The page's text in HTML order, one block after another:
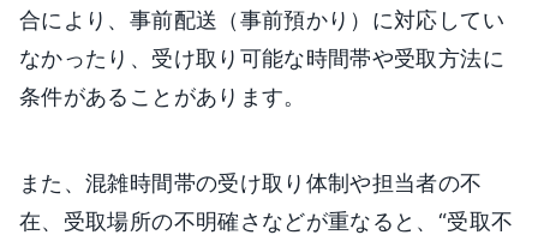
合により、事前配送（事前預かり）に対応してい
なかったり、 受け取り可能な時間帯や受取方法に
条件があることがあります。
また、混雑時間帯の受け取り体制や担当者の不
在、受取場所の不明確さなどが重なると、 “受取不